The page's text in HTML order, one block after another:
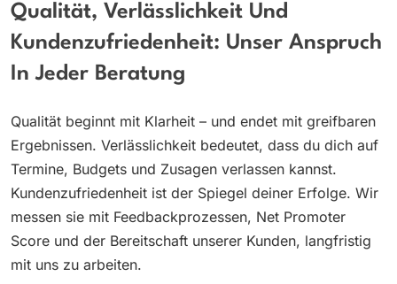
Qualität, Verlässlichkeit Und
Kundenzufriedenheit: Unser Anspruch
In Jeder Beratung
Qualität beginnt mit Klarheit – und endet mit greifbaren
Ergebnissen. Verlässlichkeit bedeutet, dass du dich auf
Termine, Budgets und Zusagen verlassen kannst.
Kundenzufriedenheit ist der Spiegel deiner Erfolge. Wir
messen sie mit Feedbackprozessen, Net Promoter
Score und der Bereitschaft unserer Kunden, langfristig
mit uns zu arbeiten.